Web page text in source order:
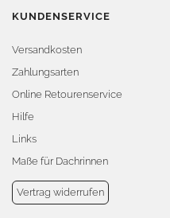
KUNDENSERVICE
Versandkosten
Zahlungsarten
Online Retourenservice
Hilfe
Links
Maße für Dachrinnen
Vertrag widerrufen